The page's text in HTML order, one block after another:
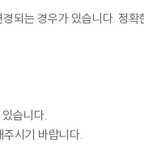
되는 경우가 있습니다. 정확
습니다.
시기 바랍니다.